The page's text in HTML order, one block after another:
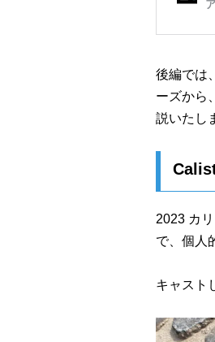
後編では
ーズから
説いたし
2023 カ
で、個人
キャスト